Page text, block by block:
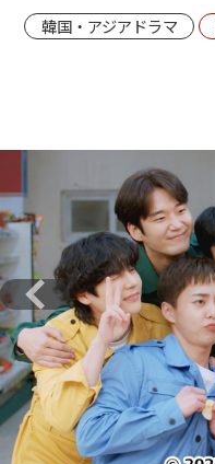
韓国・アジアドラマ